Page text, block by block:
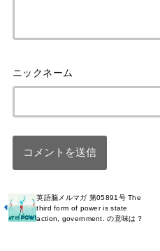
英語脳メルマガ 第05891号 The
third form of power is state
action, government. の意味は？